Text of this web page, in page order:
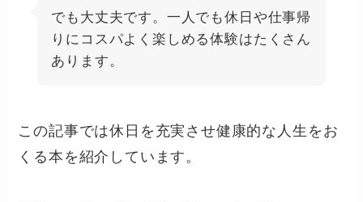
でも大丈夫です。一人でも休日や仕事帰
りにコスパよく楽しめる体験はたくさん
あります。
この記事では休日を充実させ健康的な人生をお
くる本を紹介しています。